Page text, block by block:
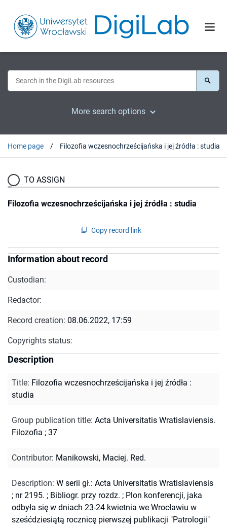
More search options
Home page Filozofia wczesnochrześcijańska i jej źródła : studia
TO ASSIGN
Filozofia wczesnochrześcijańska i jej źródła : studia
Copy record link
Information about record
Custodian:
Redactor:
Record creation: 08.06.2022, 17:59
Copyrights status:
Description
Title: Filozofia wczesnochrześcijańska i jej źródła :
studia
Group publication title: Acta Universitatis Wratislaviensis.
Filozofia ; 37
Contributor: Manikowski, Maciej. Red.
Description: W serii gł.: Acta Universitatis Wratislaviensis
; nr 2195. ; Bibliogr. przy rozdz. ; Plon konferencji, jaka
odbyła się w dniach 23-24 kwietnia we Wrocławiu w
sześćdziesiątą rocznicę pierwszej publikacji "Patrologii"